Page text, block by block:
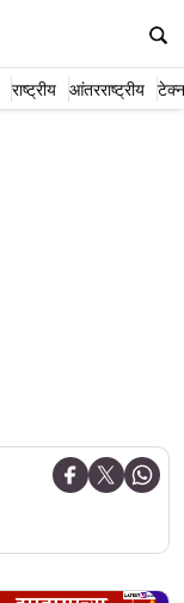
राष्ट्रीय आंतरराष्ट्रीय